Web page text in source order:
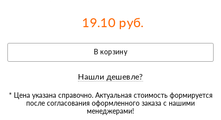
19.10 руб.
В корзину
Нашли дешевле?
* Цена указана справочно. Актуальная стоимость формируется
после согласования оформленного заказа с нашими
менеджерами!